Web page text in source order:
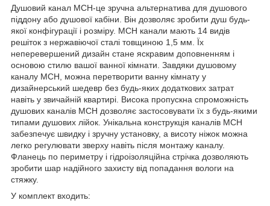
Душовий канал МСН-це зручна альтернатива для душового
піддону або душової кабіни. Він дозволяє зробити душ будь-
якої конфігурації і розміру. MСН канали мають 14 видів
решіток з нержавіючої сталі товщиною 1,5 мм. Їх
неперевершений дизайн стане яскравим доповненням і
основою стилю вашої ванної кімнати. Завдяки душовому
каналу МСН, можна перетворити ванну кімнату у
дизайнерський шедевр без будь-яких додаткових затрат
навіть у звичайній квартирі. Висока пропускна спроможність
душових каналів МСН дозволяє застосовувати їх з будь-якими
типами душових лійок. Унікальна конструкція каналів МСН
забезпечує швидку і зручну установку, а висоту ніжок можна
легко регулювати зверху навіть після монтажу каналу.
Фланець по периметру і гідроізоляційна стрічка дозволяють
зробити шар надійного захисту від попадання вологи на
стяжку.
У комплект входить: